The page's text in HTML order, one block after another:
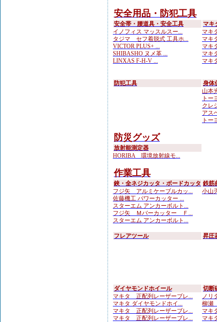
安全用品・防犯工具
安全帯・腰道具・安全工具
イノフィス マッスルスー...
タジマ セフ着脱式 工具ホ...
VICTOR PLUS+ ...
SHIBASHO ヌメ革 ...
LINXAS F-H-V ...
マキ
マキ
マキ
マキ
マキ
マキ
防犯工具
身体
山本
トー
クレ
アス
トー
防災グッズ
放射能測定器
HORIBA 環境放射線モ...
作業工具
鋏・全ネジカッタ・ボードカッタ
フジ矢 アルミケーブルカッ...
佐藤機工 パワーカッター ...
スターエム アンカーボルト...
フジ矢 Ｍバーカッター Ｆ...
スターエム アンカーボルト...
鉄筋
小山
フレアツール 昇圧
ダイヤモンドホイール
マキタ 正配列レーザーブレ...
マキタ ダイヤモンドホイ...
マキタ 正配列レーザーブレ...
マキタ 正配列レーザーブレ...
切断
ノリ
柳瀬
マキ
マキ